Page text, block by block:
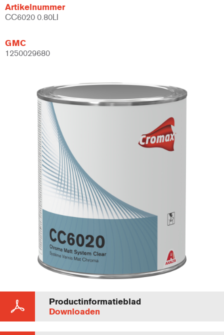
Artikelnummer
CC6020 0.80LI
GMC
1250029680
Productinformatieblad
Downloaden